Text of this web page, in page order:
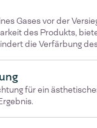
Gases vor der
des Produkts,
die Verfärbung
für ein